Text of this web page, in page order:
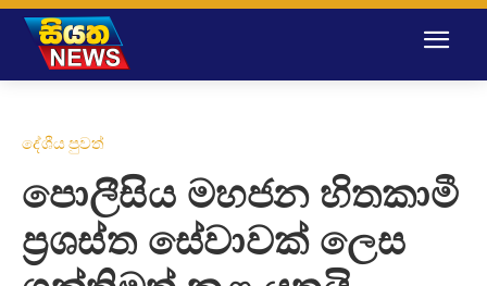
දේශීය පුවත්
පොලීසිය මහජන හිතකාමී
ප‍්‍රශස්ත සේවාවක් ලෙස